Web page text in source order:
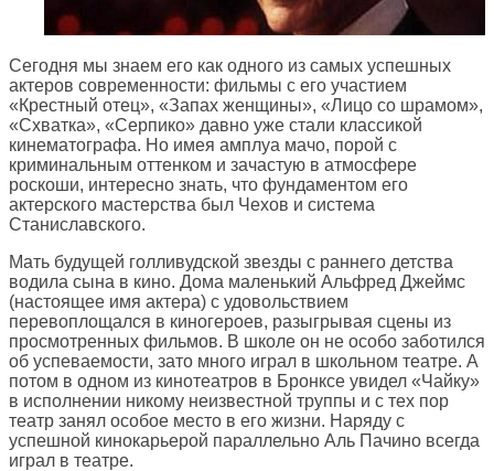
Сегодня мы знаем его как одного из самых успешных
актеров современности: фильмы с его участием
«Крестный отец», «Запах женщины», «Лицо со шрамом»,
«Схватка», «Серпико» давно уже стали классикой
кинематографа. Но имея амплуа мачо, порой с
криминальным оттенком и зачастую в атмосфере
роскоши, интересно знать, что фундаментом его
актерского мастерства был Чехов и система
Станиславского.
Мать будущей голливудской звезды с раннего детства
водила сына в кино. Дома маленький Альфред Джеймс
(настоящее имя актера) с удовольствием
перевоплощался в киногероев, разыгрывая сцены из
просмотренных фильмов. В школе он не особо заботился
об успеваемости, зато много играл в школьном театре. А
потом в одном из кинотеатров в Бронксе увидел «Чайку»
в исполнении никому неизвестной труппы и с тех пор
театр занял особое место в его жизни. Наряду с
успешной кинокарьерой параллельно Аль Пачино всегда
играл в театре.